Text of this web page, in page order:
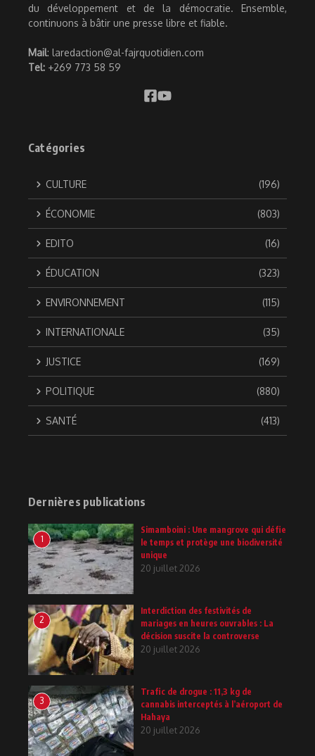
du développement et de la démocratie. Ensemble,
continuons à bâtir une presse libre et fiable.
Mail: laredaction@al-fajrquotidien.com
Tel: +269 773 58 59
Catégories
CULTURE (196)
ÉCONOMIE (803)
EDITO (16)
ÉDUCATION (323)
ENVIRONNEMENT (115)
INTERNATIONALE (35)
JUSTICE (169)
POLITIQUE (880)
SANTÉ (413)
Dernières publications
1
Simamboini : Une mangrove qui défie
le temps et protège une biodiversité
unique
20 juillet 2026
2
Interdiction des festivités de
mariages en heures ouvrables : La
décision suscite la controverse
20 juillet 2026
3
Trafic de drogue : 11,3 kg de
cannabis interceptés à l’aéroport de
Hahaya
20 juillet 2026